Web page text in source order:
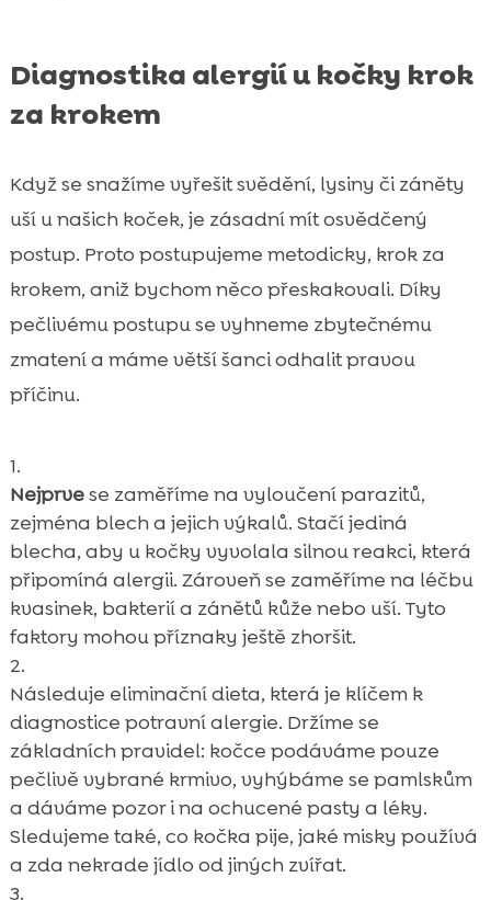
Diagnostika alergií u kočky krok
za krokem
Když se snažíme vyřešit svědění, lysiny či záněty
uší u našich koček, je zásadní mít osvědčený
postup. Proto postupujeme metodicky, krok za
krokem, aniž bychom něco přeskakovali. Díky
pečlivému postupu se vyhneme zbytečnému
zmatení a máme větší šanci odhalit pravou
příčinu.
Nejprvese zaměříme na vyloučení parazitů,
zejména blech a jejich výkalů. Stačí jediná
blecha, aby u kočky vyvolala silnou reakci, která
připomíná alergii. Zároveň se zaměříme na léčbu
kvasinek, bakterií a zánětů kůže nebo uší. Tyto
faktory mohou příznaky ještě zhoršit.
Následuje eliminační dieta, která je klíčem k
diagnostice potravní alergie. Držíme se
základních pravidel: kočce podáváme pouze
pečlivě vybrané krmivo, vyhýbáme se pamlskům
a dáváme pozor i na ochucené pasty a léky.
Sledujeme také, co kočka pije, jaké misky používá
a zda nekrade jídlo od jiných zvířat.